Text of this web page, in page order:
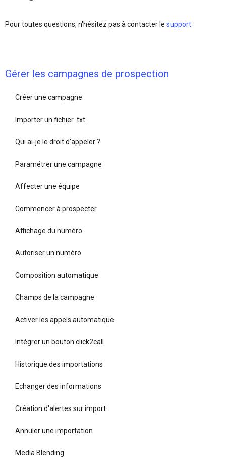
Pour toutes questions, n'hésitez pas à contacter le support.
Gérer les campagnes de prospection
Créer une campagne
Importer un fichier .txt
Qui ai-je le droit d’appeler ?
Paramétrer une campagne
Affecter une équipe
Commencer à prospecter
Affichage du numéro
Autoriser un numéro
Composition automatique
Champs de la campagne
Activer les appels automatique
Intégrer un bouton click2call
Historique des importations
Echanger des informations
Création d'alertes sur import
Annuler une importation
Media Blending